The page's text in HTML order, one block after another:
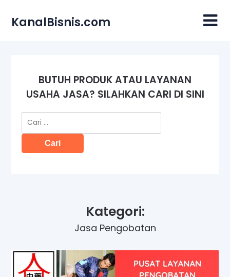
content
KanalBisnis.com
BUTUH PRODUK ATAU LAYANAN
USAHA JASA? SILAHKAN CARI DI SINI
Cari
untuk:
Kategori:
Jasa Pengobatan